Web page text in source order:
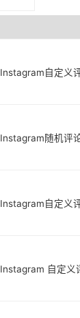
Instagram自定义
Instagram随机评
Instagram自定义
Instagram 自定义